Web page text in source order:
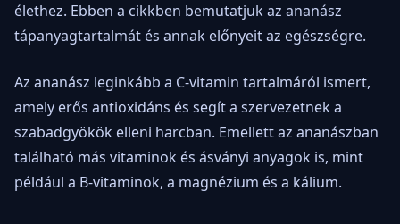
élethez. Ebben a cikkben bemutatjuk az ananász
tápanyagtartalmát és annak előnyeit az egészségre.
Az ananász leginkább a C-vitamin tartalmáról ismert,
amely erős antioxidáns és segít a szervezetnek a
szabadgyökök elleni harcban. Emellett az ananászban
található más vitaminok és ásványi anyagok is, mint
például a B-vitaminok, a magnézium és a kálium.